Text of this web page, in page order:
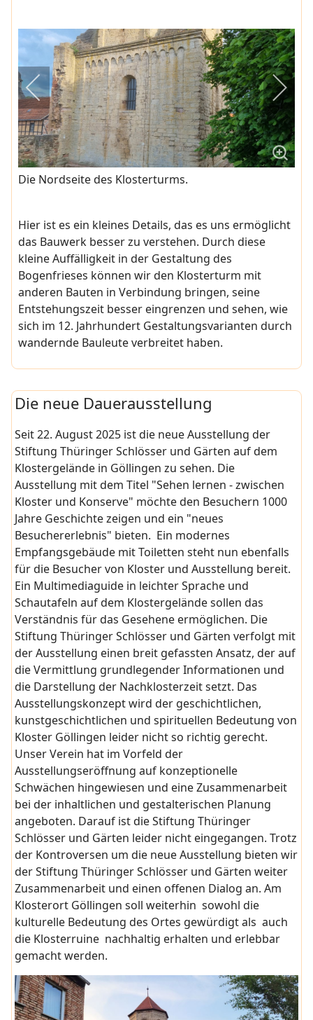
Die Nordseite des Klosterturms.
Hier ist es ein kleines Details, das es uns ermöglicht
das Bauwerk besser zu verstehen. Durch diese
kleine Auffälligkeit in der Gestaltung des
Bogenfrieses können wir den Klosterturm mit
anderen Bauten in Verbindung bringen, seine
Entstehungszeit besser eingrenzen und sehen, wie
sich im 12. Jahrhundert Gestaltungsvarianten durch
wandernde Bauleute verbreitet haben.
Die neue Dauerausstellung
Seit 22. August 2025 ist die neue Ausstellung der
Stiftung Thüringer Schlösser und Gärten auf dem
Klostergelände in Göllingen zu sehen. Die
Ausstellung mit dem Titel "Sehen lernen - zwischen
Kloster und Konserve" möchte den Besuchern 1000
Jahre Geschichte zeigen und ein "neues
Besuchererlebnis" bieten. Ein modernes
Empfangsgebäude mit Toiletten steht nun ebenfalls
für die Besucher von Kloster und Ausstellung bereit.
Ein Multimediaguide in leichter Sprache und
Schautafeln auf dem Klostergelände sollen das
Verständnis für das Gesehene ermöglichen. Die
Stiftung Thüringer Schlösser und Gärten verfolgt mit
der Ausstellung einen breit gefassten Ansatz, der auf
die Vermittlung grundlegender Informationen und
die Darstellung der Nachklosterzeit setzt. Das
Ausstellungskonzept wird der geschichtlichen,
kunstgeschichtlichen und spirituellen Bedeutung von
Kloster Göllingen leider nicht so richtig gerecht.
Unser Verein hat im Vorfeld der
Ausstellungseröffnung auf konzeptionelle
Schwächen hingewiesen und eine Zusammenarbeit
bei der inhaltlichen und gestalterischen Planung
angeboten. Darauf ist die Stiftung Thüringer
Schlösser und Gärten leider nicht eingegangen. Trotz
der Kontroversen um die neue Ausstellung bieten wir
der Stiftung Thüringer Schlösser und Gärten weiter
Zusammenarbeit und einen offenen Dialog an. Am
Klosterort Göllingen soll weiterhin sowohl die
kulturelle Bedeutung des Ortes gewürdigt als auch
die Klosterruine nachhaltig erhalten und erlebbar
gemacht werden.